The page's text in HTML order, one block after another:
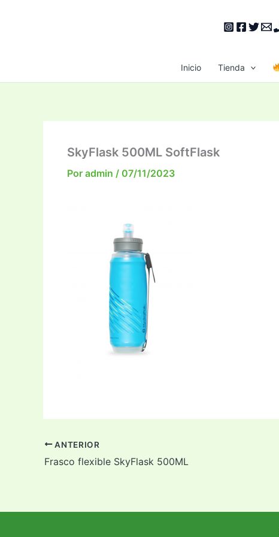
Inicio Tienda
SkyFlask 500ML SoftFlask
Por admin / 07/11/2023
ANTERIOR
Frasco flexible SkyFlask 500ML